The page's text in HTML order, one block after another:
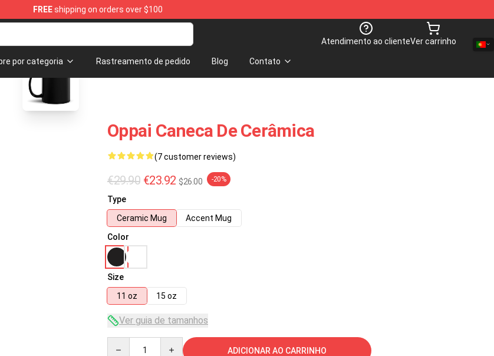
FREEshipping on orders over $100
Atendimento ao clienteVer carrinho
por categoria Rastreamento de pedido Blog Contato
blank template
Oppai Caneca De Cerâmica
(7 customer reviews)
€29.90 €23.92 $26.00 -20%
Type
Ceramic Mug
Accent Mug
Color
Size
11 oz
15 oz
Ver guia de tamanhos
ADICIONAR AO CARRINHO